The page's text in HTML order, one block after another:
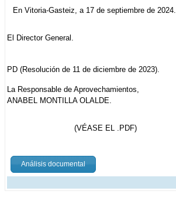
En Vitoria-Gasteiz, a 17 de septiembre de 2024.
El Director General.
PD (Resolución de 11 de diciembre de 2023).
La Responsable de Aprovechamientos,
ANABEL MONTILLA OLALDE.
(VÉASE EL .PDF)
Análisis documental